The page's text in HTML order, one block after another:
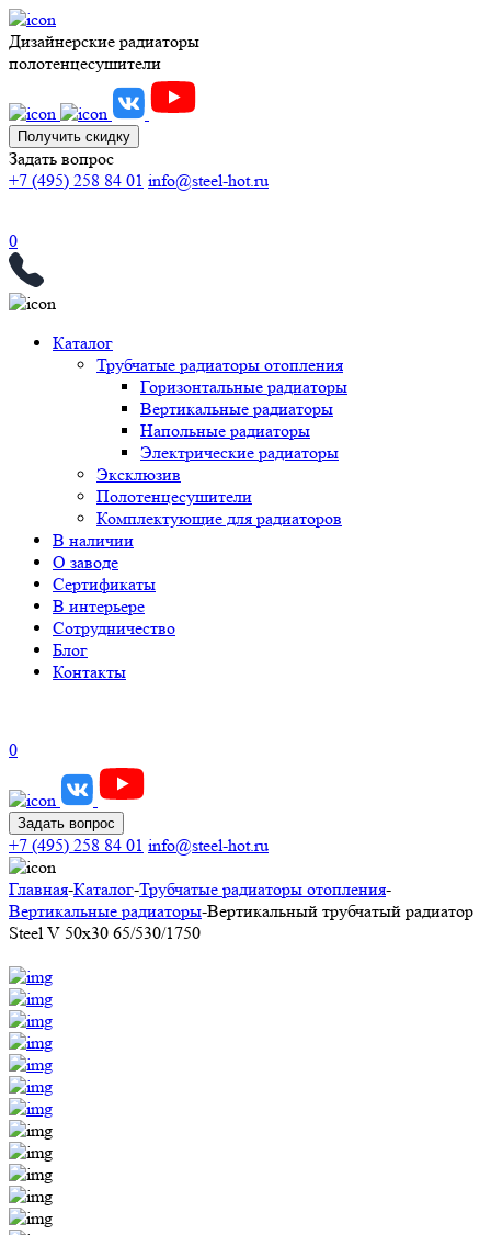
Дизайнерские радиаторы
полотенцесушители
Получить скидку
Задать вопрос
+7 (495) 258 84 01 info@steel-hot.ru
0
Каталог
Трубчатые радиаторы отопления
Горизонтальные радиаторы
Вертикальные радиаторы
Напольные радиаторы
Электрические радиаторы
Эксклюзив
Полотенцесушители
Комплектующие для радиаторов
В наличии
О заводе
Сертификаты
В интерьере
Сотрудничество
Блог
Контакты
0
Задать вопрос
+7 (495) 258 84 01 info@steel-hot.ru
Главная-Каталог-Трубчатые радиаторы отопления-
Вертикальные радиаторы-Вертикальный трубчатый радиатор
Steel V 50х30 65/530/1750